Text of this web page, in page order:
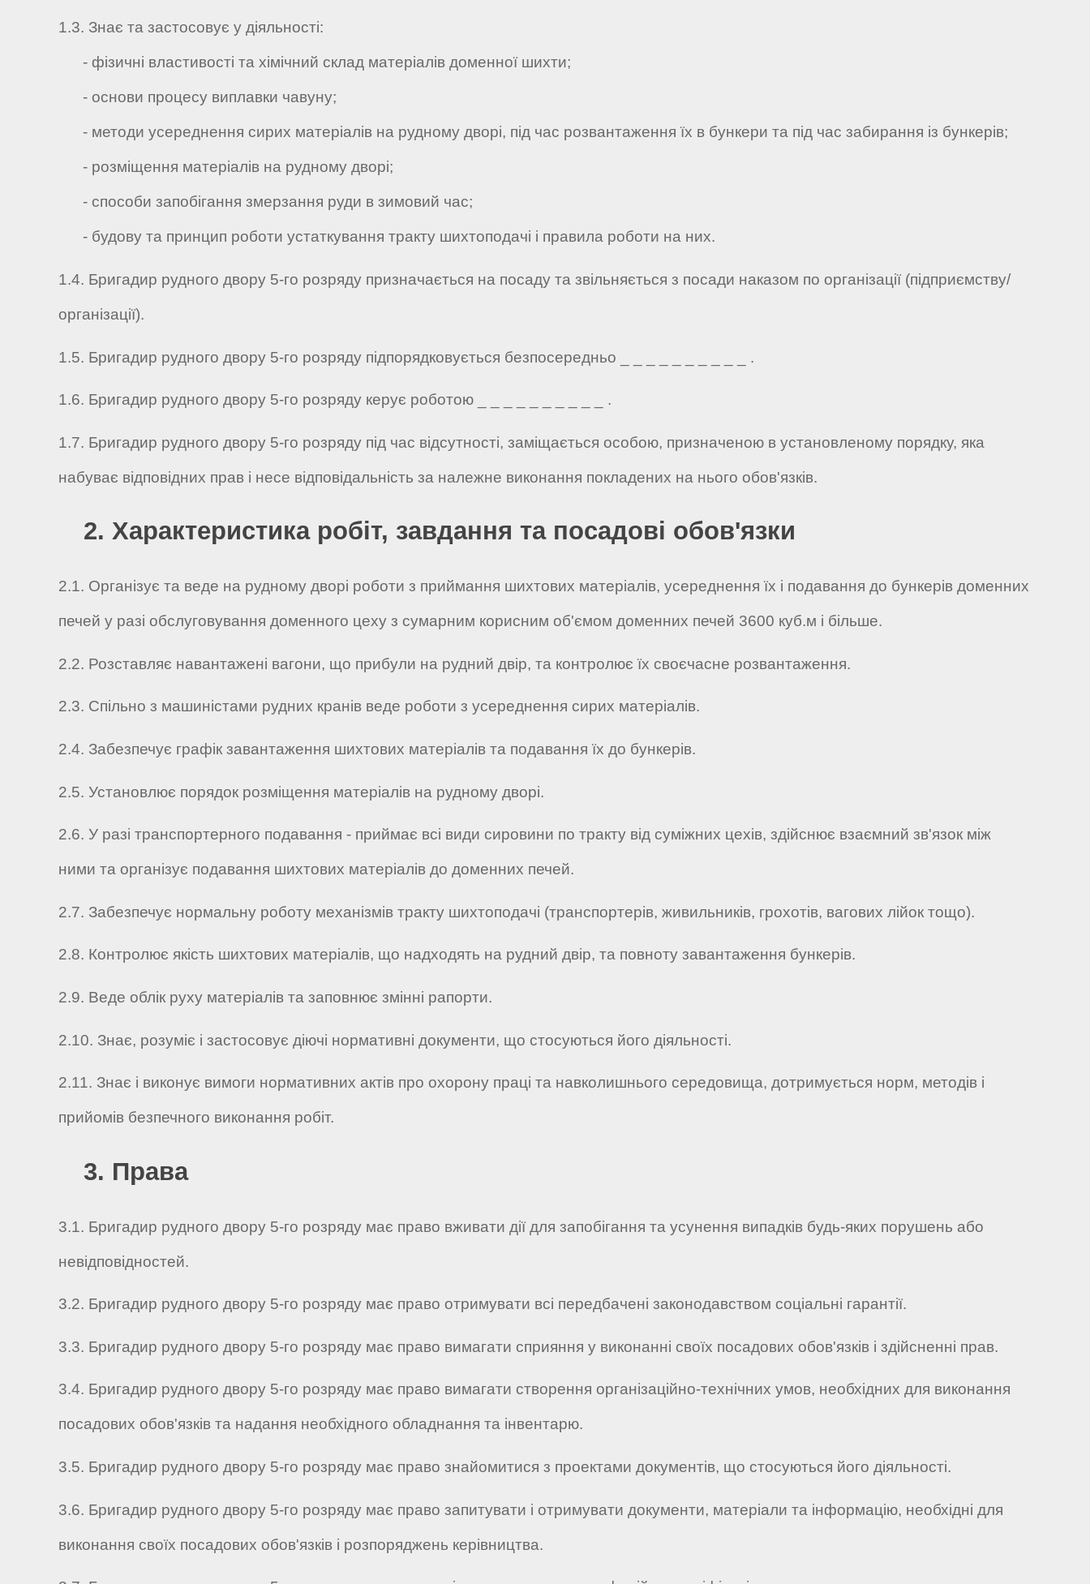
1.3. Знає та застосовує у діяльності:
- фізичні властивості та хімічний склад матеріалів доменної шихти;
- основи процесу виплавки чавуну;
- методи усереднення сирих матеріалів на рудному дворі, під час розвантаження їх в бункери та під час забирання із бункерів;
- розміщення матеріалів на рудному дворі;
- способи запобігання змерзання руди в зимовий час;
- будову та принцип роботи устаткування тракту шихтоподачі і правила роботи на них.
1.4. Бригадир рудного двору 5-го розряду призначається на посаду та звільняється з посади наказом по організації (підприємству/
організації).
1.5. Бригадир рудного двору 5-го розряду підпорядковується безпосередньо _ _ _ _ _ _ _ _ _ _ .
1.6. Бригадир рудного двору 5-го розряду керує роботою _ _ _ _ _ _ _ _ _ _ .
1.7. Бригадир рудного двору 5-го розряду під час відсутності, заміщається особою, призначеною в установленому порядку, яка
набуває відповідних прав і несе відповідальність за належне виконання покладених на нього обов'язків.
2. Характеристика робіт, завдання та посадові обов'язки
2.1. Організує та веде на рудному дворі роботи з приймання шихтових матеріалів, усереднення їх і подавання до бункерів доменних
печей у разі обслуговування доменного цеху з сумарним корисним об'ємом доменних печей 3600 куб.м і більше.
2.2. Розставляє навантажені вагони, що прибули на рудний двір, та контролює їх своєчасне розвантаження.
2.3. Спільно з машиністами рудних кранів веде роботи з усереднення сирих матеріалів.
2.4. Забезпечує графік завантаження шихтових матеріалів та подавання їх до бункерів.
2.5. Установлює порядок розміщення матеріалів на рудному дворі.
2.6. У разі транспортерного подавання - приймає всі види сировини по тракту від суміжних цехів, здійснює взаємний зв'язок між
ними та організує подавання шихтових матеріалів до доменних печей.
2.7. Забезпечує нормальну роботу механізмів тракту шихтоподачі (транспортерів, живильників, грохотів, вагових лійок тощо).
2.8. Контролює якість шихтових матеріалів, що надходять на рудний двір, та повноту завантаження бункерів.
2.9. Веде облік руху матеріалів та заповнює змінні рапорти.
2.10. Знає, розуміє і застосовує діючі нормативні документи, що стосуються його діяльності.
2.11. Знає і виконує вимоги нормативних актів про охорону праці та навколишнього середовища, дотримується норм, методів і
прийомів безпечного виконання робіт.
3. Права
3.1. Бригадир рудного двору 5-го розряду має право вживати дії для запобігання та усунення випадків будь-яких порушень або
невідповідностей.
3.2. Бригадир рудного двору 5-го розряду має право отримувати всі передбачені законодавством соціальні гарантії.
3.3. Бригадир рудного двору 5-го розряду має право вимагати сприяння у виконанні своїх посадових обов'язків і здійсненні прав.
3.4. Бригадир рудного двору 5-го розряду має право вимагати створення організаційно-технічних умов, необхідних для виконання
посадових обов'язків та надання необхідного обладнання та інвентарю.
3.5. Бригадир рудного двору 5-го розряду має право знайомитися з проектами документів, що стосуються його діяльності.
3.6. Бригадир рудного двору 5-го розряду має право запитувати і отримувати документи, матеріали та інформацію, необхідні для
виконання своїх посадових обов'язків і розпоряджень керівництва.